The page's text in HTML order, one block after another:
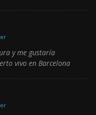
y me gustaría
vivo en Barcelona